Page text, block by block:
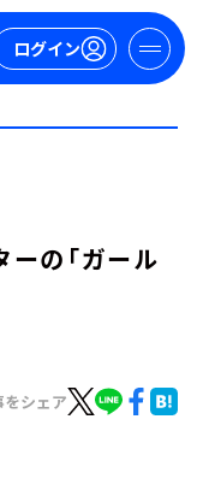
ログイン
の「ガール
をシェア